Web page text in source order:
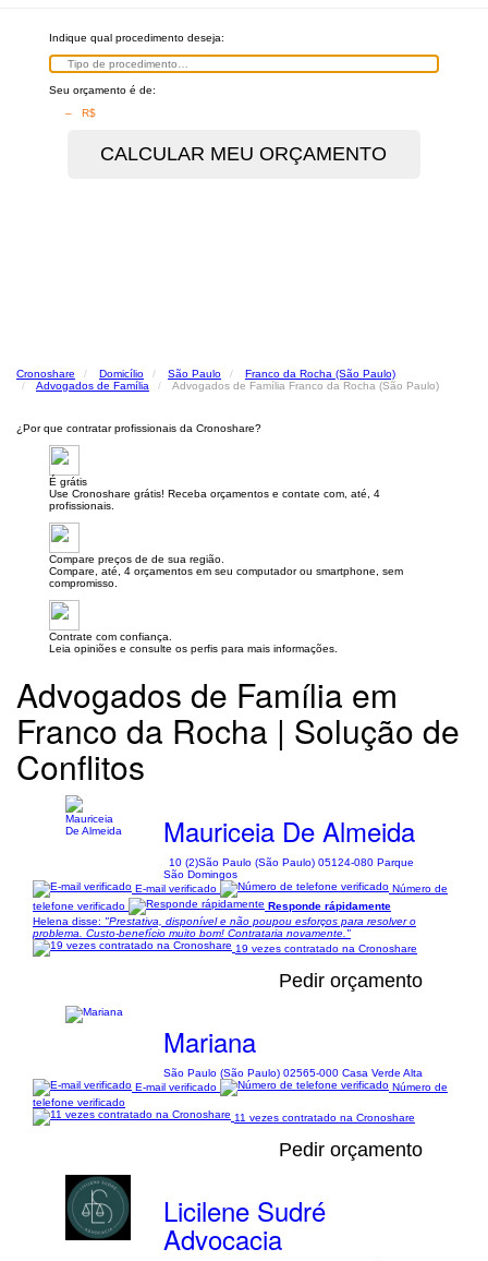
Indique qual procedimento deseja:
Seu orçamento é de:
– R$
Cronoshare Domicílio São Paulo
Franco da Rocha (São Paulo)
Advogados de Família
Advogados de Família Franco da Rocha (São Paulo)
¿Por que contratar profissionais da Cronoshare?
É grátis
Use Cronoshare grátis! Receba orçamentos e contate com, até, 4
profissionais.
Compare preços de de sua região.
Compare, até, 4 orçamentos em seu computador ou smartphone, sem
compromisso.
Contrate com confiança.
Leia opiniões e consulte os perfis para mais informações.
Advogados de Família em
Franco da Rocha | Solução de
Conflitos
Mauriceia De Almeida
10 (2)São Paulo (São Paulo) 05124-080 Parque
São Domingos
E-mail verificado
Número de
telefone verificado
Responde rápidamente
Helena disse: "Prestativa, disponível e não poupou esforços para resolver o
problema. Custo-benefício muito bom! Contrataria novamente."
19 vezes contratado na Cronoshare
Pedir orçamento
Mariana
São Paulo (São Paulo) 02565-000 Casa Verde Alta
E-mail verificado
Número de
telefone verificado
11 vezes contratado na Cronoshare
Pedir orçamento
Licilene Sudré
Advocacia